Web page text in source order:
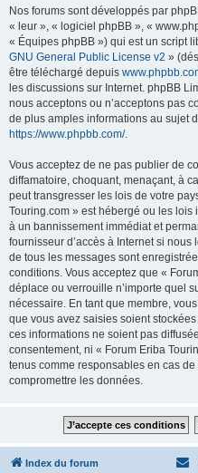
Nos forums sont développés par
« leur », « logiciel phpBB », «
« Équipes phpBB ») qui est un script
GNU General Public License v2 »
être téléchargé depuis
les discussions sur Internet. phpBB
nous acceptons ou n’acceptons pas
de plus amples informations au sujet
https://www.phpbb.com/.
Vous acceptez de ne pas publier de
diffamatoire, choquant, menaçant, à
peut transgresser les lois de votre
Touring.com » est hébergé ou les
à un bannissement immédiat et
fournisseur d’accès à Internet si
de tous les messages sont
conditions. Vous acceptez que «
déplace ou verrouille n’importe quel
nécessaire. En tant que membre,
que vous avez saisies soient
ces informations ne soient pas
consentement, ni « Forum Eriba
tenus comme responsables en cas
compromettre les données.
Index du forum